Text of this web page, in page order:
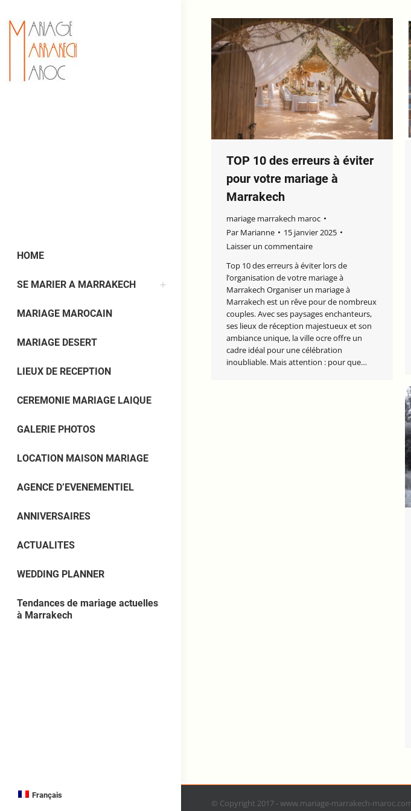
HOME
SE MARIER A MARRAKECH
MARIAGE MAROCAIN
MARIAGE DESERT
LIEUX DE RECEPTION
CEREMONIE MARIAGE LAIQUE
GALERIE PHOTOS
LOCATION MAISON MARIAGE
AGENCE D’EVENEMENTIEL
ANNIVERSAIRES
ACTUALITES
WEDDING PLANNER
Tendances de mariage actuelles
à Marrakech
Français
TOP 10 des erreurs à éviter
pour votre mariage à
Marrakech
mariage marrakech maroc
Par Marianne
15 janvier 2025
Laisser un commentaire
Top 10 des erreurs à éviter lors de
l’organisation de votre mariage à
Marrakech Organiser un mariage à
Marrakech est un rêve pour de nombreux
couples. Avec ses paysages enchanteurs,
ses lieux de réception majestueux et son
ambiance unique, la ville ocre offre un
cadre idéal pour une célébration
inoubliable. Mais attention : pour que…
© Copyright 2017 - www.mariage-marrakech-